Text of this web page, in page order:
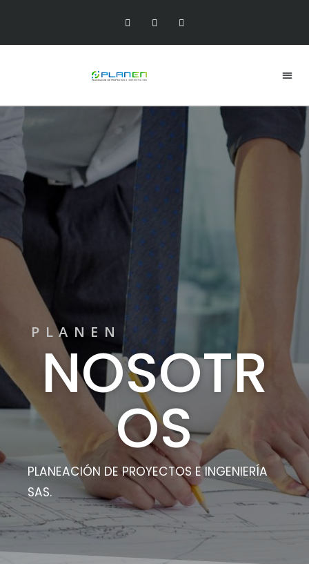
PLANEN
NOSOTR
OS
PLANEACIÓN DE PROYECTOS E INGENIERÍA
SAS.